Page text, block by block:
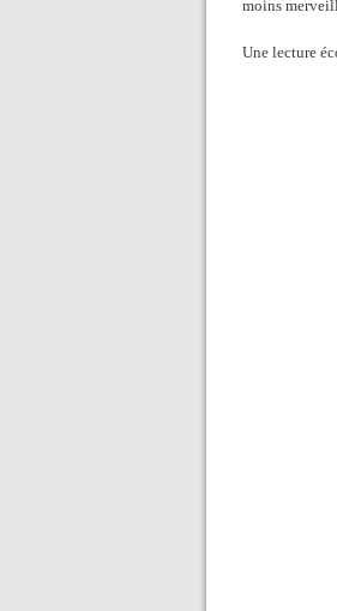
moins
Une lecture